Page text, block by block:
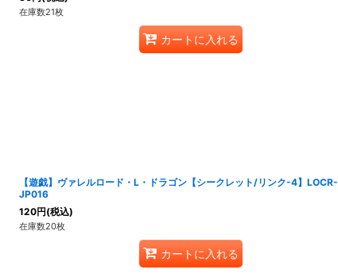
在庫数21枚
カートに入れる
【遊戯】ヴァレルロード・L・ドラゴン【シークレット/リンク-4】LOCR-
JP016
120円(税込)
在庫数20枚
カートに入れる